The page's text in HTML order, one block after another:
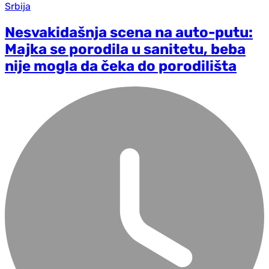
Srbija
Nesvakidašnja scena na auto-putu:
Majka se porodila u sanitetu, beba
nije mogla da čeka do porodilišta